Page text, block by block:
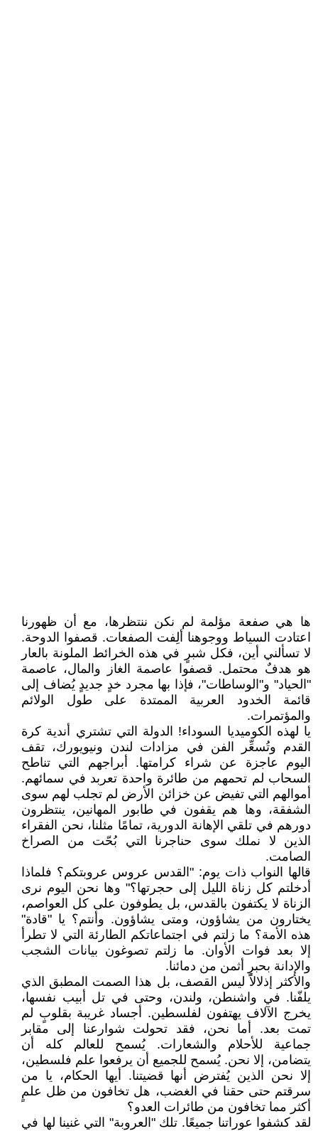
ها هي صفعة مؤلمة لم نكن ننتظرها، مع أن ظهورنا
اعتادت السياط ووجوهنا ألِفت الصفعات. قصفوا الدوحة.
لا تسألني أين، فكل شبرٍ في هذه الخرائط الملونة بالعار
هو هدفٌ محتمل. قصفوا عاصمة الغاز والمال، عاصمة
"الحياد" و"الوساطات"، فإذا بها مجرد خدٍ جديدٍ يُضاف إلى
قائمة الخدود العربية الممتدة على طول الولائم
والمؤتمرات.
يا لهذه الكوميديا السوداء! الدولة التي تشتري أندية كرة
القدم وتُسعِّر الفن في مزادات لندن ونيويورك، تقف
اليوم عاجزة عن شراء كرامتها. أبراجهم التي تناطح
السحاب لم تحمهم من طائرة واحدة تعربد في سمائهم.
أموالهم التي تفيض عن خزائن الأرض لم تجلب لهم سوى
الشفقة، وها هم يقفون في طابور المهانين، ينتظرون
دورهم في تلقي الإهانة الدورية، تمامًا مثلنا، نحن الفقراء
الذين لا نملك سوى حناجرنا التي بُحّت من الصراخ
الصامت.
قالها النواب ذات يوم: "القدس عروس عروبتكم؟ فلماذا
أدخلتم كل زناة الليل إلى حجرتها؟" وها نحن اليوم نرى
الزناة لا يكتفون بالقدس، بل يطوفون على كل العواصم،
يختارون من يشاؤون، ومتى يشاؤون. وأنتم؟ يا "قادة"
هذه الأمة؟ ما زلتم في اجتماعاتكم الطارئة التي لا تطرأ
إلا بعد فوات الأوان. ما زلتم تصوغون بيانات الشجب
والإدانة بحبرٍ أثمن من دمائنا.
والأكثر إذلالاً ليس القصف، بل هذا الصمت المطبق الذي
يلفّنا. في واشنطن، ولندن، وحتى في تل أبيب نفسها،
يخرج الآلاف يهتفون لفلسطين. أجساد غريبة بقلوبٍ لم
تمت بعد. أما نحن، فقد تحولت شوارعنا إلى مقابر
جماعية للأحلام والشعارات. يُسمح للعالم كله أن
يتضامن، إلا نحن. يُسمح للجميع أن يرفعوا علم فلسطين،
إلا نحن الذين يُفترض أنها قضيتنا. أيها الحكام، يا من
سرقتم حتى حقنا في الغضب، هل تخافون من ظل علمٍ
أكثر مما تخافون من طائرات العدو؟
لقد كشفوا عوراتنا جميعًا. تلك "العروبة" التي غنينا لها في